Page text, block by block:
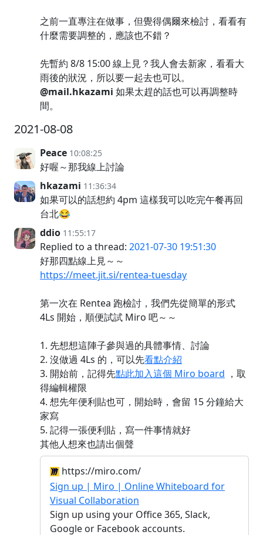
之前一直專注在做事，但覺得偶爾來檢討，看看有
什麼需要調整的，應該也不錯？
先暫約 8/8 15:00 線上見？我人會去新家，看看大
雨後的狀況，所以要一起去也可以。
@mail.hkazami 如果太趕的話也可以再調整時
間。
2021-08-08
Peace 10:08:25
好喔～那我線上討論
hkazami 11:36:34
如果可以的話想約 4pm 這樣我可以吃完午餐再回
台北😂
ddio 11:55:17
Replied to a thread: 2021-07-30 19:51:30
好那四點線上見～～
https://meet.jit.si/rentea-tuesday
第一次在 Rentea 跑檢討，我們先從簡單的形式
4Ls 開始，順便試試 Miro 吧～～
1. 先想想這陣子參與過的具體事情、討論
2. 沒做過 4Ls 的，可以先看點介紹
3. 開始前，記得先點此加入這個 Miro board ，取
得編輯權限
4. 想先年便利貼也可，開始時，會留 15 分鐘給大
家寫
5. 記得一張便利貼，寫一件事情就好
其他人想來也請出個聲
https://miro.com/
Sign up | Miro | Online Whiteboard for
Visual Collaboration
Sign up using your Office 365, Slack,
Google or Facebook accounts.